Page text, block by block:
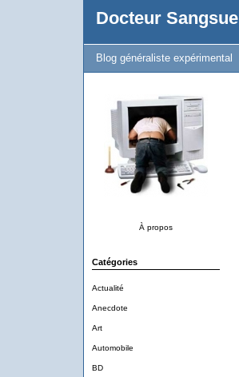
Docteur Sangsue
Blog généraliste expérimental
À propos
Catégories
Actualité
Anecdote
Art
Automobile
BD